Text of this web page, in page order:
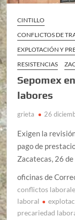
CINTILLO
CONFLICTOS DE
EXPLOTACIÓN Y
RESISTENCIAS
Sepomex
labores
grieta 26
Exigen la
pago de
Zacatecas, 26
oficinas de
conflictos
laboral
precariedad